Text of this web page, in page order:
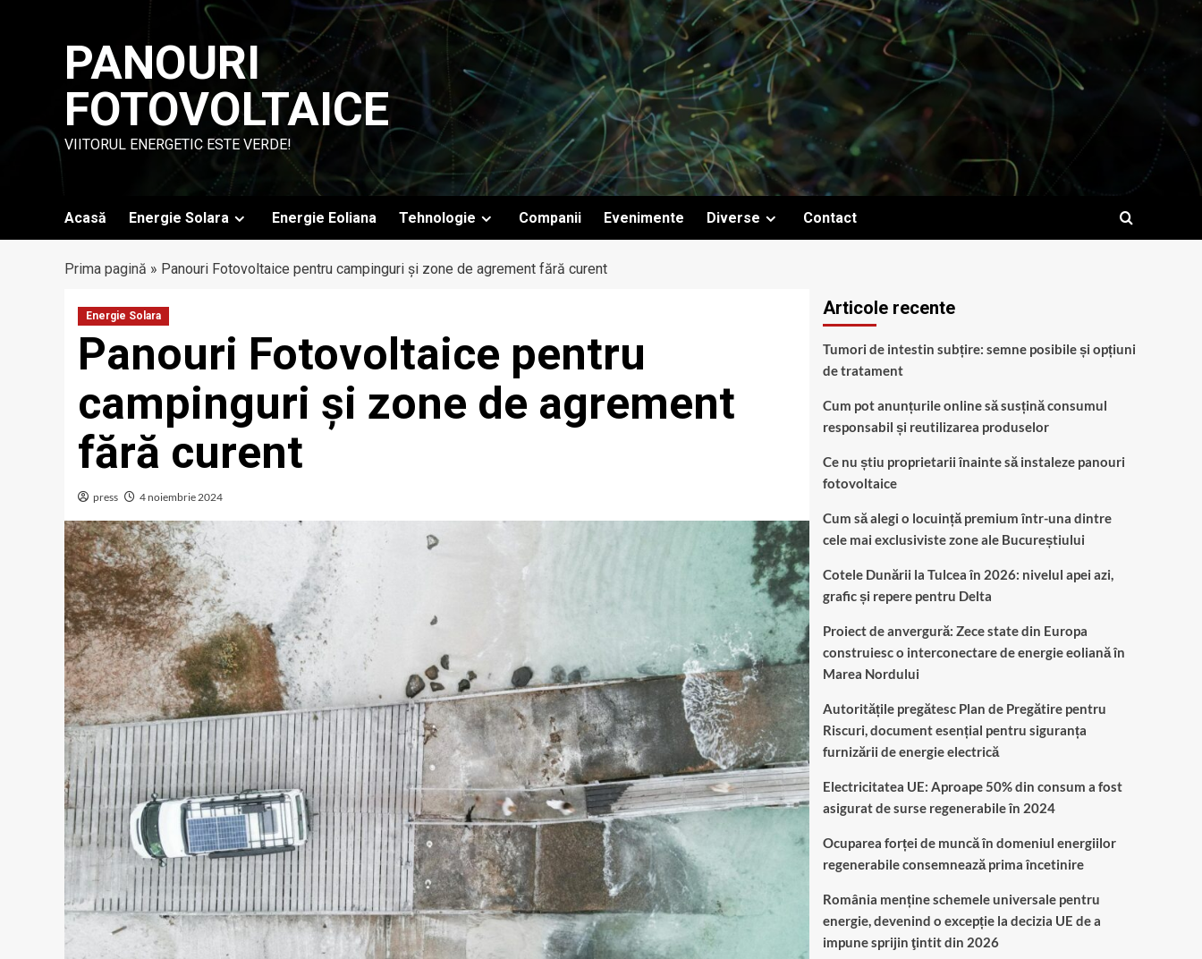
PANOURI
FOTOVOLTAICE
VIITORUL ENERGETIC ESTE VERDE!
Acasă Energie Solara Energie Eoliana Tehnologie Companii Evenimente Diverse Contact
Prima pagină » Panouri Fotovoltaice pentru campinguri și zone de agrement fără curent
Energie Solara
Panouri Fotovoltaice pentru
campinguri și zone de agrement
fără curent
press 4 noiembrie 2024
Articole recente
Tumori de intestin subțire: semne posibile și opțiuni
de tratament
Cum pot anunțurile online să susțină consumul
responsabil și reutilizarea produselor
Ce nu știu proprietarii înainte să instaleze panouri
fotovoltaice
Cum să alegi o locuință premium într-una dintre
cele mai exclusiviste zone ale Bucureștiului
Cotele Dunării la Tulcea în 2026: nivelul apei azi,
grafic și repere pentru Delta
Proiect de anvergură: Zece state din Europa
construiesc o interconectare de energie eoliană în
Marea Nordului
Autoritățile pregătesc Plan de Pregătire pentru
Riscuri, document esențial pentru siguranța
furnizării de energie electrică
Electricitatea UE: Aproape 50% din consum a fost
asigurat de surse regenerabile în 2024
Ocuparea forței de muncă în domeniul energiilor
regenerabile consemnează prima încetinire
România menține schemele universale pentru
energie, devenind o excepție la decizia UE de a
impune sprijin ţintit din 2026